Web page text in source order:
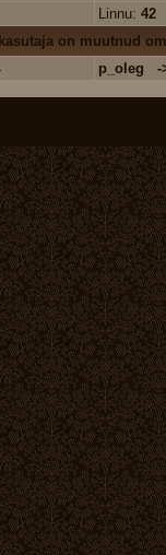
Linnu: 42
on muutnud
p_oleg -